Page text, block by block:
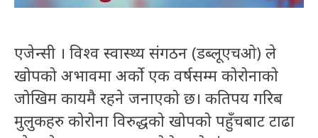
एजेन्सी । विश्व स्वास्थ्य संगठन (डब्लूएचओ) ले
खोपको अभावमा अर्को एक वर्षसम्म कोरोनाको
जोखिम कायमै रहने जनाएको छ। कतिपय गरिब
मुलुकहरु कोरोना विरुद्धको खोपको पहुँचबाट टाढा